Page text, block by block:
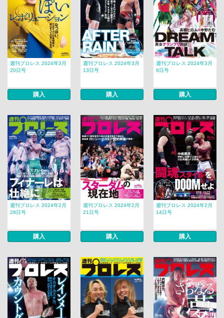
週刊プロレス 2024年3月
20日号
購入
週刊プロレス 2024年3月
13日号
購入
週刊プロレス 2024年3月
6日号
購入
週刊プロレス 2024年2月
28日号
購入
週刊プロレス 2024年2月
21日号
購入
週刊プロレス 2024年2月
14日号
購入